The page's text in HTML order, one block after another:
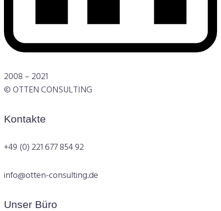
2008 – 2021
© OTTEN CONSULTING
Kontakte
+49 (0) 221 677 854 92
info@otten-consulting.de
Unser Büro